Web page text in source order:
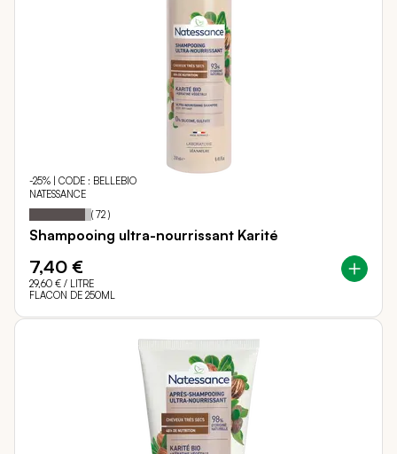
-25% | CODE : BELLEBIO
NATESSANCE
Notation: 90
% of
( 72 )
Shampooing ultra-nourrissant Karité
7,40 €
29,60 € / LITRE
FLACON DE 250ML